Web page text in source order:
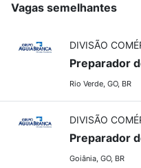
Vagas semelhantes
DIVISÃO
Preparador
Rio Verde, GO, BR
DIVISÃO
Preparador
Goiânia, GO, BR